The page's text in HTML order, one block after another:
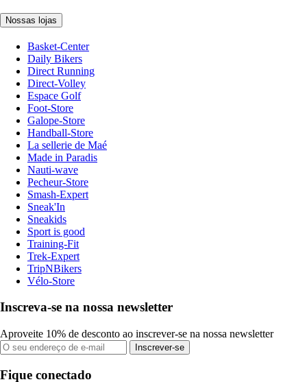
Nossas lojas
Basket-Center
Daily Bikers
Direct Running
Direct-Volley
Espace Golf
Foot-Store
Galope-Store
Handball-Store
La sellerie de Maé
Made in Paradis
Nauti-wave
Pecheur-Store
Smash-Expert
Sneak'In
Sneakids
Sport is good
Training-Fit
Trek-Expert
TripNBikers
Vélo-Store
Inscreva-se na nossa newsletter
Aproveite 10% de desconto ao inscrever-se na nossa newsletter
Inscrever-se
Fique conectado